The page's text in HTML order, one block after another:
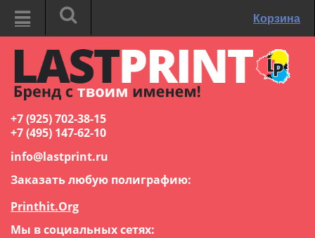
Корзина
+7 (925) 702-38-15
+7 (495) 147-62-10
info@lastprint.ru
Заказать любую полиграфию:
Printhit.Org
Мы в социальных сетях: